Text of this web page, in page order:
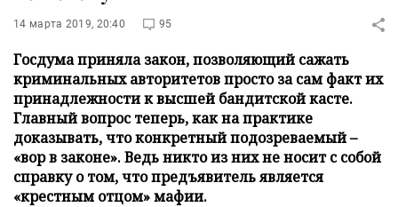
14 марта 2019, 20:40 95
Госдума приняла закон, позволяющий сажать
криминальных авторитетов просто за сам факт их
принадлежности к высшей бандитской касте.
Главный вопрос теперь, как на практике
доказывать, что конкретный подозреваемый –
«вор в законе». Ведь никто из них не носит с собой
справку о том, что предъявитель является
«крестным отцом» мафии.